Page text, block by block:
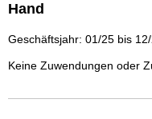
Hand
Geschäftsjahr: 01/25 bis
Keine Zuwendungen oder